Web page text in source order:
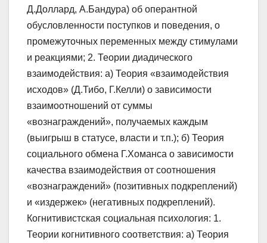
Д.Доллард, А.Бандура) об оперантной
обусловленности поступков и поведения, о
промежуточных переменных между стимулами
и реакциями; 2. Теории диадического
взаимодействия: а) Теория «взаимодействия
исходов» (Д.Тибо, Г.Келли) о зависимости
взаимоотношений от суммы
«вознаграждений», получаемых каждым
(выигрыш в статусе, власти и т.п.); б) Теория
социального обмена Г.Хоманса о зависимости
качества взаимодействия от соотношения
«вознаграждений» (позитивных подкреплений)
и «издержек» (негативных подкреплений).
Когнитивистская социальная психология: 1.
Теории когнитивного соответствия: а) Теория